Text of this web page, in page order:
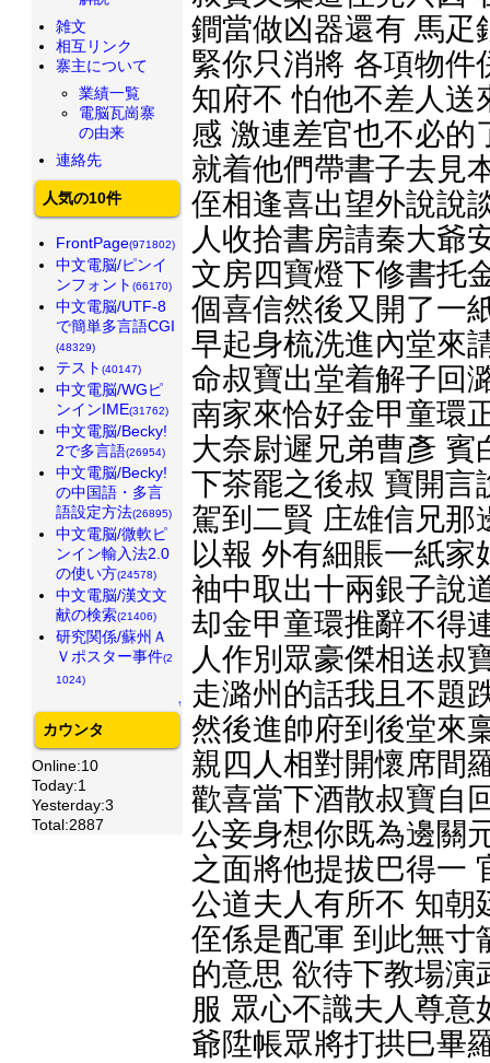
鐧當做凶器還有 馬疋
緊你只消將 各項物件
知府不 怕他不差人送
感 激連差官也不必的
就着他們帶書子去見
侄相逢喜出望外說說
人收拾書房請秦大爺
文房四寶燈下修書托
個喜信然後又開了一
早起身梳洗進內堂來
命叔寶出堂着解子回
南家來恰好金甲童環
大奈尉遲兄弟曹彥 賓
下茶罷之後叔 寶開言
駕到二賢 庄雄信兄那
以報 外有細賬一紙家
袖中取出十兩銀子說
却金甲童環推辭不得
人作別眾豪傑相送叔
走潞州的話我且不題
然後進帥府到後堂來
親四人相對開懷席間
歡喜當下酒散叔寶自
公妾身想你既為邊關
之面將他提拔巴得一
公道夫人有所不 知朝
侄係是配軍 到此無寸
的意思 欲待下教場演
服 眾心不識夫人尊意
爺陞帳眾將打拱巳畢
雑文
相互リンク
寨主について
業績一覧
電脳瓦崗寨
の由来
連絡先
人気の10件
FrontPage(971802)
中文電脳/ピンイ
ンフォント (66170)
中文電脳/UTF-8
で簡単多言語CGI
(48329)
テスト (40147)
中文電脳/WGピ
ンインIME(31762)
中文電脳/Becky!
2で多言語(26954)
中文電脳/Becky!
の中国語・多言
語設定方法(26895)
中文電脳/微軟ピ
ンイン輸入法2.0
の使い方(24578)
中文電脳/漢文文
献の検索(21406)
研究関係/蘇州Ａ
Ｖポスター事件(2
1024)
↑
カウンタ
Online:10
Today:1
Yesterday:3
Total:2887